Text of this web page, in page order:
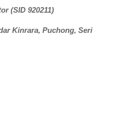
(SID 920211)
Kinrara, Puchong, Seri